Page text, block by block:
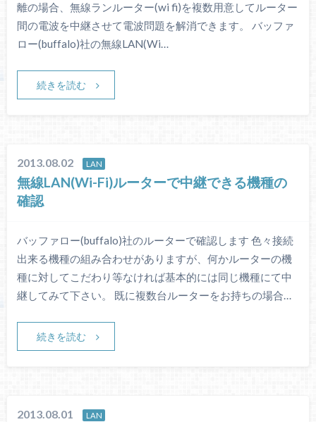
離の場合、無線ランルーター(wi fi)を複数用意してルーター
間の電波を中継させて電波問題を解消できます。 バッファ
ロー(buffalo)社の無線LAN(Wi…
続きを読む
2013.08.02 LAN
無線LAN(Wi-Fi)ルーターで中継できる機種の
確認
バッファロー(buffalo)社のルーターで確認します 色々接続
出来る機種の組み合わせがありますが、何かルーターの機
種に対してこだわり等なければ基本的には同じ機種にて中
継してみて下さい。 既に複数台ルーターをお持ちの場合…
続きを読む
2013.08.01 LAN